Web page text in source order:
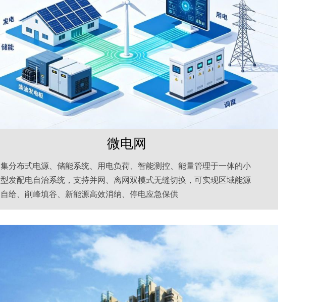
微电网
集分布式电源、储能系统、用电负荷、智能测控、能量管理于一体的小
型发配电自治系统，支持并网、离网双模式无缝切换，可实现区域能源
自给、削峰填谷、新能源高效消纳、停电应急保供